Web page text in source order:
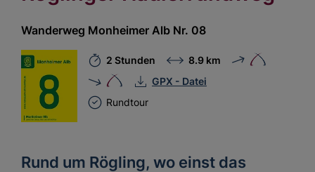
Wanderweg Monheimer Alb Nr. 08
2 Stunden
8.9 km
GPX - Datei
Rundtour
Rund um Rögling, wo einst das